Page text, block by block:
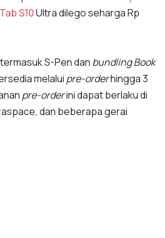
S10Ultra dilego seharga Rp
S-Pen dan bundling Book
melalui pre-orderhingga 3
pre-orderini dapat berlaku di
dan beberapa gerai